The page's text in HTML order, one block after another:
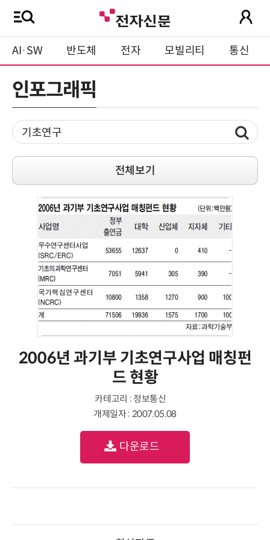
AI·SW 반도체 전자 모빌리티 통신
인포그래픽
전체보기
2006년 과기부 기초연구사업 매칭펀
드 현황
카테고리 : 정보통신
개제일자 : 2007.05.08
다운로드